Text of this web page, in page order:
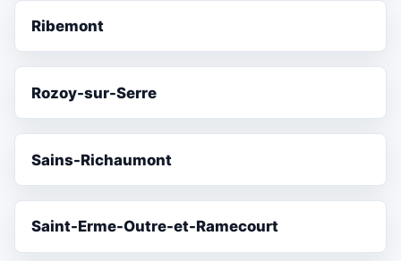
Ribemont
Rozoy-sur-Serre
Sains-Richaumont
Saint-Erme-Outre-et-Ramecourt